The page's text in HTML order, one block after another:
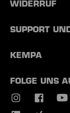
WIDERRUF
SUPPORT
KEMPA
FOLGE UNS